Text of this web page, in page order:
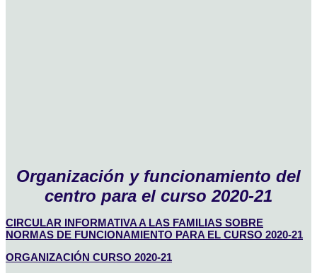
Organización y funcionamiento del
centro para el curso 2020-21
CIRCULAR INFORMATIVA A LAS FAMILIAS SOBRE
NORMAS DE FUNCIONAMIENTO PARA EL CURSO 2020-21
ORGANIZACIÓN CURSO 2020-21